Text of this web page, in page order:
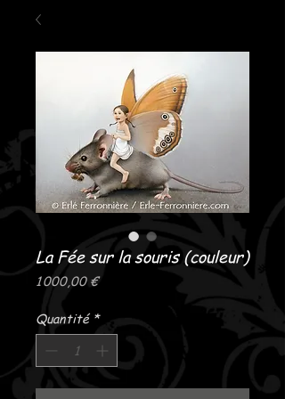
La Fée sur la souris (couleur)
1 000,00 €Prix
Quantité *